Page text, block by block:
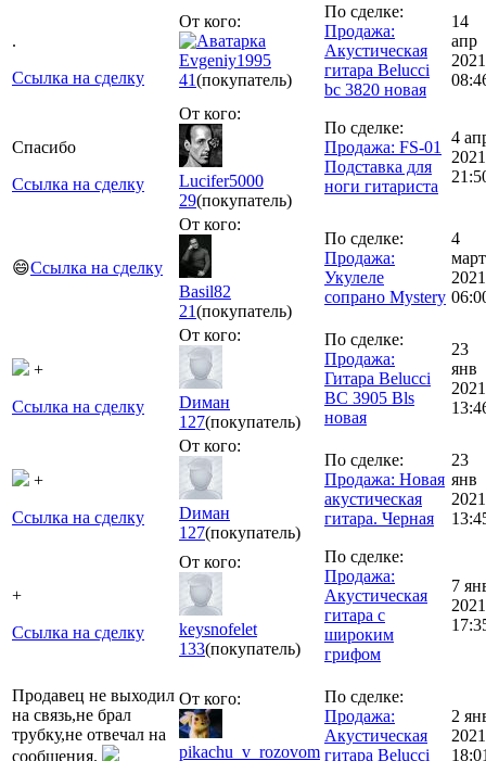
.
Ссылка на сделку
От кого:
Evgeniy1995
41(покупатель)
По сделке:
Продажа:
Акустическая
гитара Belucci
bc 3820 новая
14
апр
2021
Спасибо
Ссылка на сделку
От кого:
Lucifer5000
29(покупатель)
По сделке:
Продажа: FS-01
Подставка для
ноги гитариста
4
2021
😄Ссылка на сделку
От кого:
Basil82
21(покупатель)
По сделке:
Продажа:
Укулеле
сопрано Mystery
4
март
2021
+
Ссылка на сделку
От кого:
Dиман
127(покупатель)
По сделке:
Продажа:
Гитара Belucci
BC 3905 Bls
новая
23
янв
2021
+
Ссылка на сделку
От кого:
Dиман
127(покупатель)
По сделке:
Продажа: Новая
акустическая
гитара. Черная
23
янв
2021
+
Ссылка на сделку
От кого:
keysnofelet
133(покупатель)
По сделке:
Продажа:
Акустическая
гитара с
широким
грифом
7
2021
Продавец не выходил
на связь,не брал
трубку,не отвечал на
сообщения.
От кого:
pikachu_v_rozovom
По сделке:
Продажа:
Акустическая
гитара Belucci
2
2021